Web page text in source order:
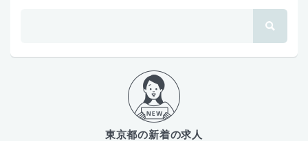
東京都の新着の求人